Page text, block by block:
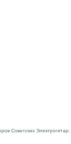
Советских Электрогитар.